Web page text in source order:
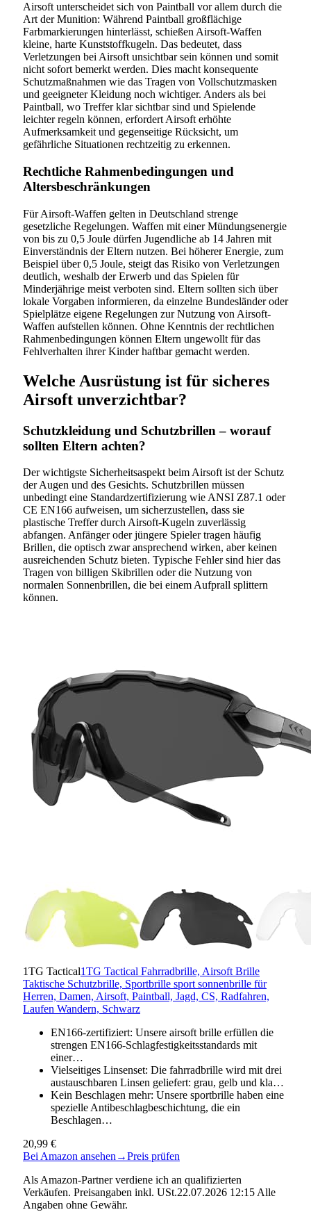
Airsoft unterscheidet sich von Paintball vor allem durch die
Art der Munition: Während Paintball großflächige
Farbmarkierungen hinterlässt, schießen Airsoft-Waffen
kleine, harte Kunststoffkugeln. Das bedeutet, dass
Verletzungen bei Airsoft unsichtbar sein können und somit
nicht sofort bemerkt werden. Dies macht konsequente
Schutzmaßnahmen wie das Tragen von Vollschutzmasken
und geeigneter Kleidung noch wichtiger. Anders als bei
Paintball, wo Treffer klar sichtbar sind und Spielende
leichter regeln können, erfordert Airsoft erhöhte
Aufmerksamkeit und gegenseitige Rücksicht, um
gefährliche Situationen rechtzeitig zu erkennen.
Rechtliche Rahmenbedingungen und
Altersbeschränkungen
Für Airsoft-Waffen gelten in Deutschland strenge
gesetzliche Regelungen. Waffen mit einer Mündungsenergie
von bis zu 0,5 Joule dürfen Jugendliche ab 14 Jahren mit
Einverständnis der Eltern nutzen. Bei höherer Energie, zum
Beispiel über 0,5 Joule, steigt das Risiko von Verletzungen
deutlich, weshalb der Erwerb und das Spielen für
Minderjährige meist verboten sind. Eltern sollten sich über
lokale Vorgaben informieren, da einzelne Bundesländer oder
Spielplätze eigene Regelungen zur Nutzung von Airsoft-
Waffen aufstellen können. Ohne Kenntnis der rechtlichen
Rahmenbedingungen können Eltern ungewollt für das
Fehlverhalten ihrer Kinder haftbar gemacht werden.
Welche Ausrüstung ist für sicheres
Airsoft unverzichtbar?
Schutzkleidung und Schutzbrillen – worauf
sollten Eltern achten?
Der wichtigste Sicherheitsaspekt beim Airsoft ist der Schutz
der Augen und des Gesichts. Schutzbrillen müssen
unbedingt eine Standardzertifizierung wie ANSI Z87.1 oder
CE EN166 aufweisen, um sicherzustellen, dass sie
plastische Treffer durch Airsoft-Kugeln zuverlässig
abfangen. Anfänger oder jüngere Spieler tragen häufig
Brillen, die optisch zwar ansprechend wirken, aber keinen
ausreichenden Schutz bieten. Typische Fehler sind hier das
Tragen von billigen Skibrillen oder die Nutzung von
normalen Sonnenbrillen, die bei einem Aufprall splittern
können.
1TG Tactical1TG Tactical Fahrradbrille, Airsoft Brille
Taktische Schutzbrille, Sportbrille sport sonnenbrille für
Herren, Damen, Airsoft, Paintball, Jagd, CS, Radfahren,
Laufen Wandern, Schwarz
EN166-zertifiziert: Unsere airsoft brille erfüllen die
strengen EN166-Schlagfestigkeitsstandards mit
einer…
Vielseitiges Linsenset: Die fahrradbrille wird mit drei
austauschbaren Linsen geliefert: grau, gelb und kla…
Kein Beschlagen mehr: Unsere sportbrille haben eine
spezielle Antibeschlagbeschichtung, die ein
Beschlagen…
20,99 €
Bei Amazon ansehen →Preis prüfen
Als Amazon-Partner verdiene ich an qualifizierten
Verkäufen. Preisangaben inkl. USt.22.07.2026 12:15 Alle
Angaben ohne Gewähr.